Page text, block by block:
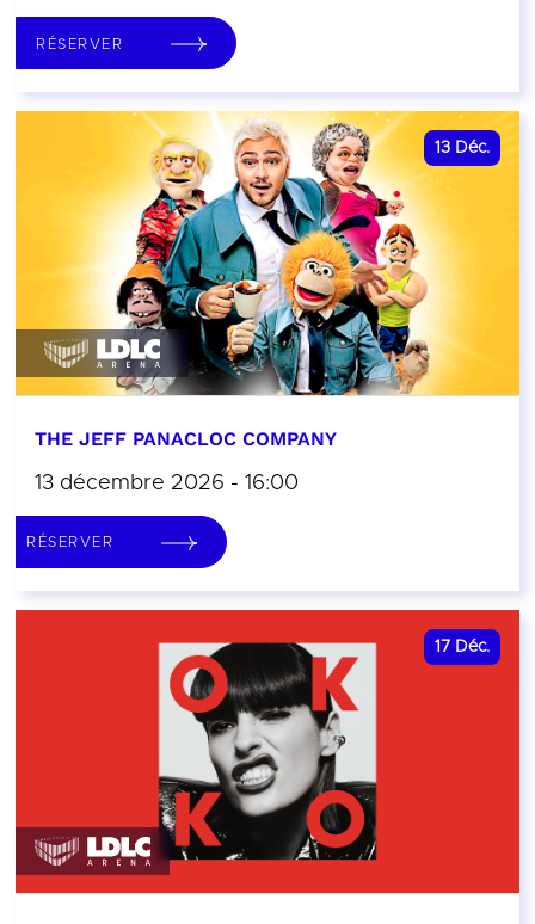
RÉSERVER
13 Déc.
THE JEFF PANACLOC COMPANY
13 décembre 2026 - 16:00
RÉSERVER
17 Déc.